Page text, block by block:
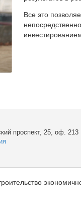
Все это
проспект, 25, оф. 213